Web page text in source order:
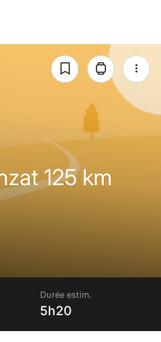
125 km
Durée estim.
5h20